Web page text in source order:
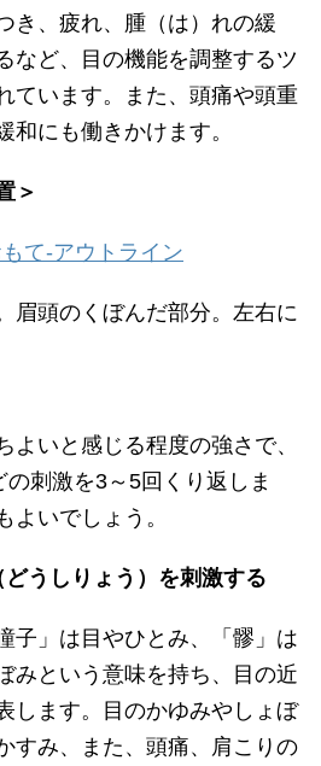
き、疲れ、腫（は）れの緩
など、目の機能を調整するツ
ています。また、頭痛や頭重
和にも働きかけます。
＞
眉頭のくぼんだ部分。左右に
よいと感じる程度の強さで、
刺激を3～5回くり返しま
よいでしょう。
どうしりょう）を刺激する
子」は目やひとみ、「髎」は
みという意味を持ち、目の近
します。目のかゆみやしょぼ
すみ、また、頭痛、肩こりの